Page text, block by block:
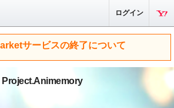
ログイン
サービスの終了について
Project.Animemory